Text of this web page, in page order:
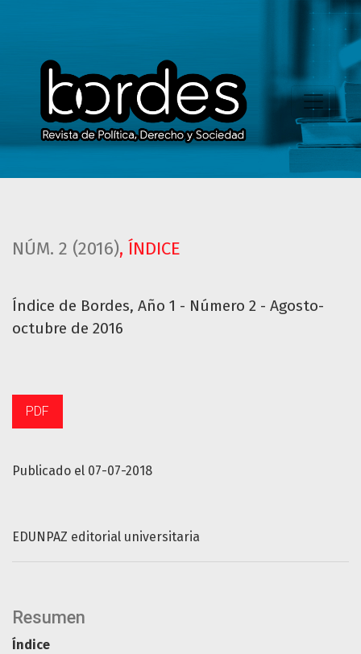
Índice de Bordes, Año 1 - Número 2 - Agosto-octubre de
NÚM. 2 (2016), ÍNDICE
Índice de Bordes, Año 1 - Número 2 - Agosto-
octubre de 2016
Publicado el 07-07-2018
PDF
EDUNPAZ editorial universitaria
Resumen
Índice